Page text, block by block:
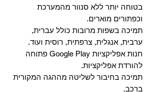
בטוחה יותר ללא סנוור מהמערכת
וכפתורים מוארים.
תמיכה בשפות מרובות כולל עברית,
ערבית, אנגלית, צרפתית, רוסית ועוד.
‏חנות אפליקציות Google Play פתוחה
להורדת אפליקציות.
‏תמיכה בחיבור לשליטה מההגה המקורית
ברכב.